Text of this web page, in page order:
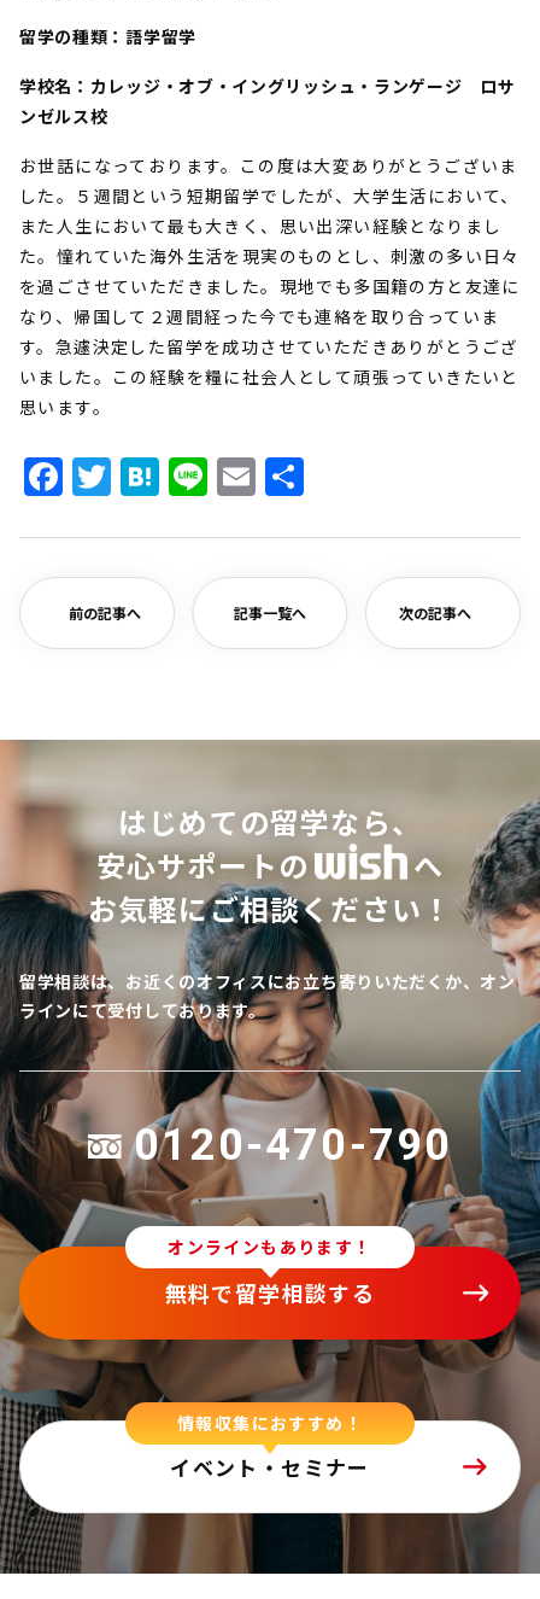
留学の種類：語学留学
学校名：カレッジ・オブ・イングリッシュ・ランゲージ ロサ
ンゼルス校
お世話になっております。
この度は大変ありがとうございま
した。
５週間という短期留学でしたが、大学生活において、
また人生において最も大きく、思い出深い経験となりまし
た。 憧れていた海外生活を現実のものとし、刺激の多い日々
を過ごさせていただきました。 現地でも多国籍の方と友達に
なり、 帰国して２週間経った今でも連絡を取り合っていま
す。 急遽決定した留学を成功させていただきありがとうござ
いました。 この経験を糧に社会人として頑張っていきたいと
思います。
Facebook
Twitter
Hatena
LineEmail
前の記事へ 記事一覧へ 次の記事へ
はじめての留学なら、
安心サポートの
へ
お気軽にご相談ください！
留学相談は、お近くのオフィスにお立ち寄りいただくか、オン
ラインにて受付しております。
0120-470-790
オンラインもあります！
無料で留学相談する
情報収集におすすめ！
イベント・セミナー